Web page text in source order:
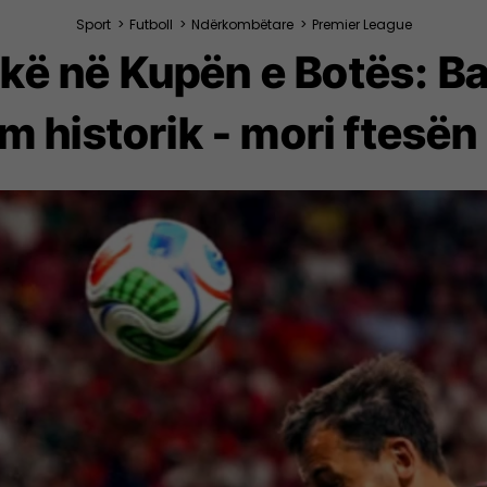
Sport > Futboll > Ndërkombëtare > Premier League
në Kupën e Botës:
historik - mori